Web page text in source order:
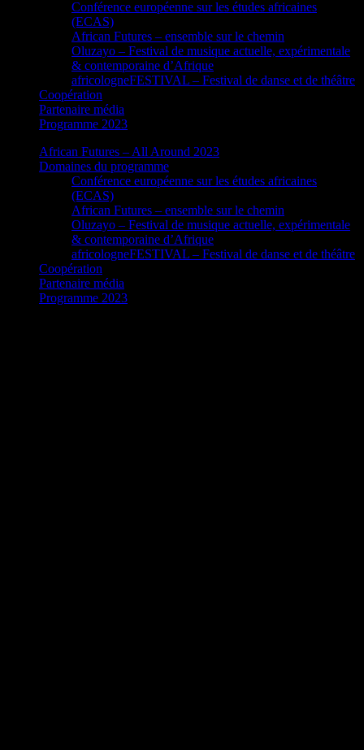
Conférence européenne sur les études africaines
(ECAS)
African Futures – ensemble sur le chemin
Oluzayo – Festival de musique actuelle, expérimentale
& contemporaine d’Afrique
africologneFESTIVAL – Festival de danse et de théâtre
Coopération
Partenaire média
Programme 2023
African Futures – All Around 2023
Domaines du programme
Conférence européenne sur les études africaines
(ECAS)
African Futures – ensemble sur le chemin
Oluzayo – Festival de musique actuelle, expérimentale
& contemporaine d’Afrique
africologneFESTIVAL – Festival de danse et de théâtre
Coopération
Partenaire média
Programme 2023